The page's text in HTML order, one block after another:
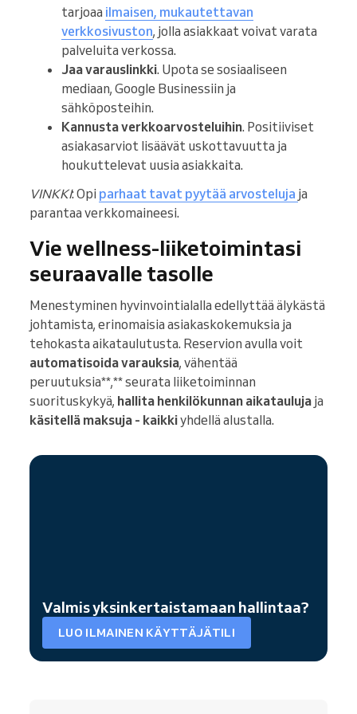
tarjoaa ilmaisen, mukautettavan
verkkosivuston, jolla asiakkaat voivat varata
palveluita verkossa.
Jaa varauslinkki. Upota se sosiaaliseen
mediaan, Google Businessiin ja
sähköposteihin.
Kannusta verkkoarvosteluihin. Positiiviset
asiakasarviot lisäävät uskottavuutta ja
houkuttelevat uusia asiakkaita.
VINKKI: Opi parhaat tavat pyytää arvosteluja ja
parantaa verkkomaineesi.
Vie wellness-liiketoimintasi
seuraavalle tasolle
Menestyminen hyvinvointialalla edellyttää älykästä
johtamista, erinomaisia asiakaskokemuksia ja
tehokasta aikataulutusta. Reservion avulla voit
automatisoida varauksia, vähentää
peruutuksia**,** seurata liiketoiminnan
suorituskykyä, hallita henkilökunnan aikatauluja ja
käsitellä maksuja - kaikkiyhdellä alustalla.
Valmis yksinkertaistamaan hallintaa?
LUO ILMAINEN KÄYTTÄJÄTILI